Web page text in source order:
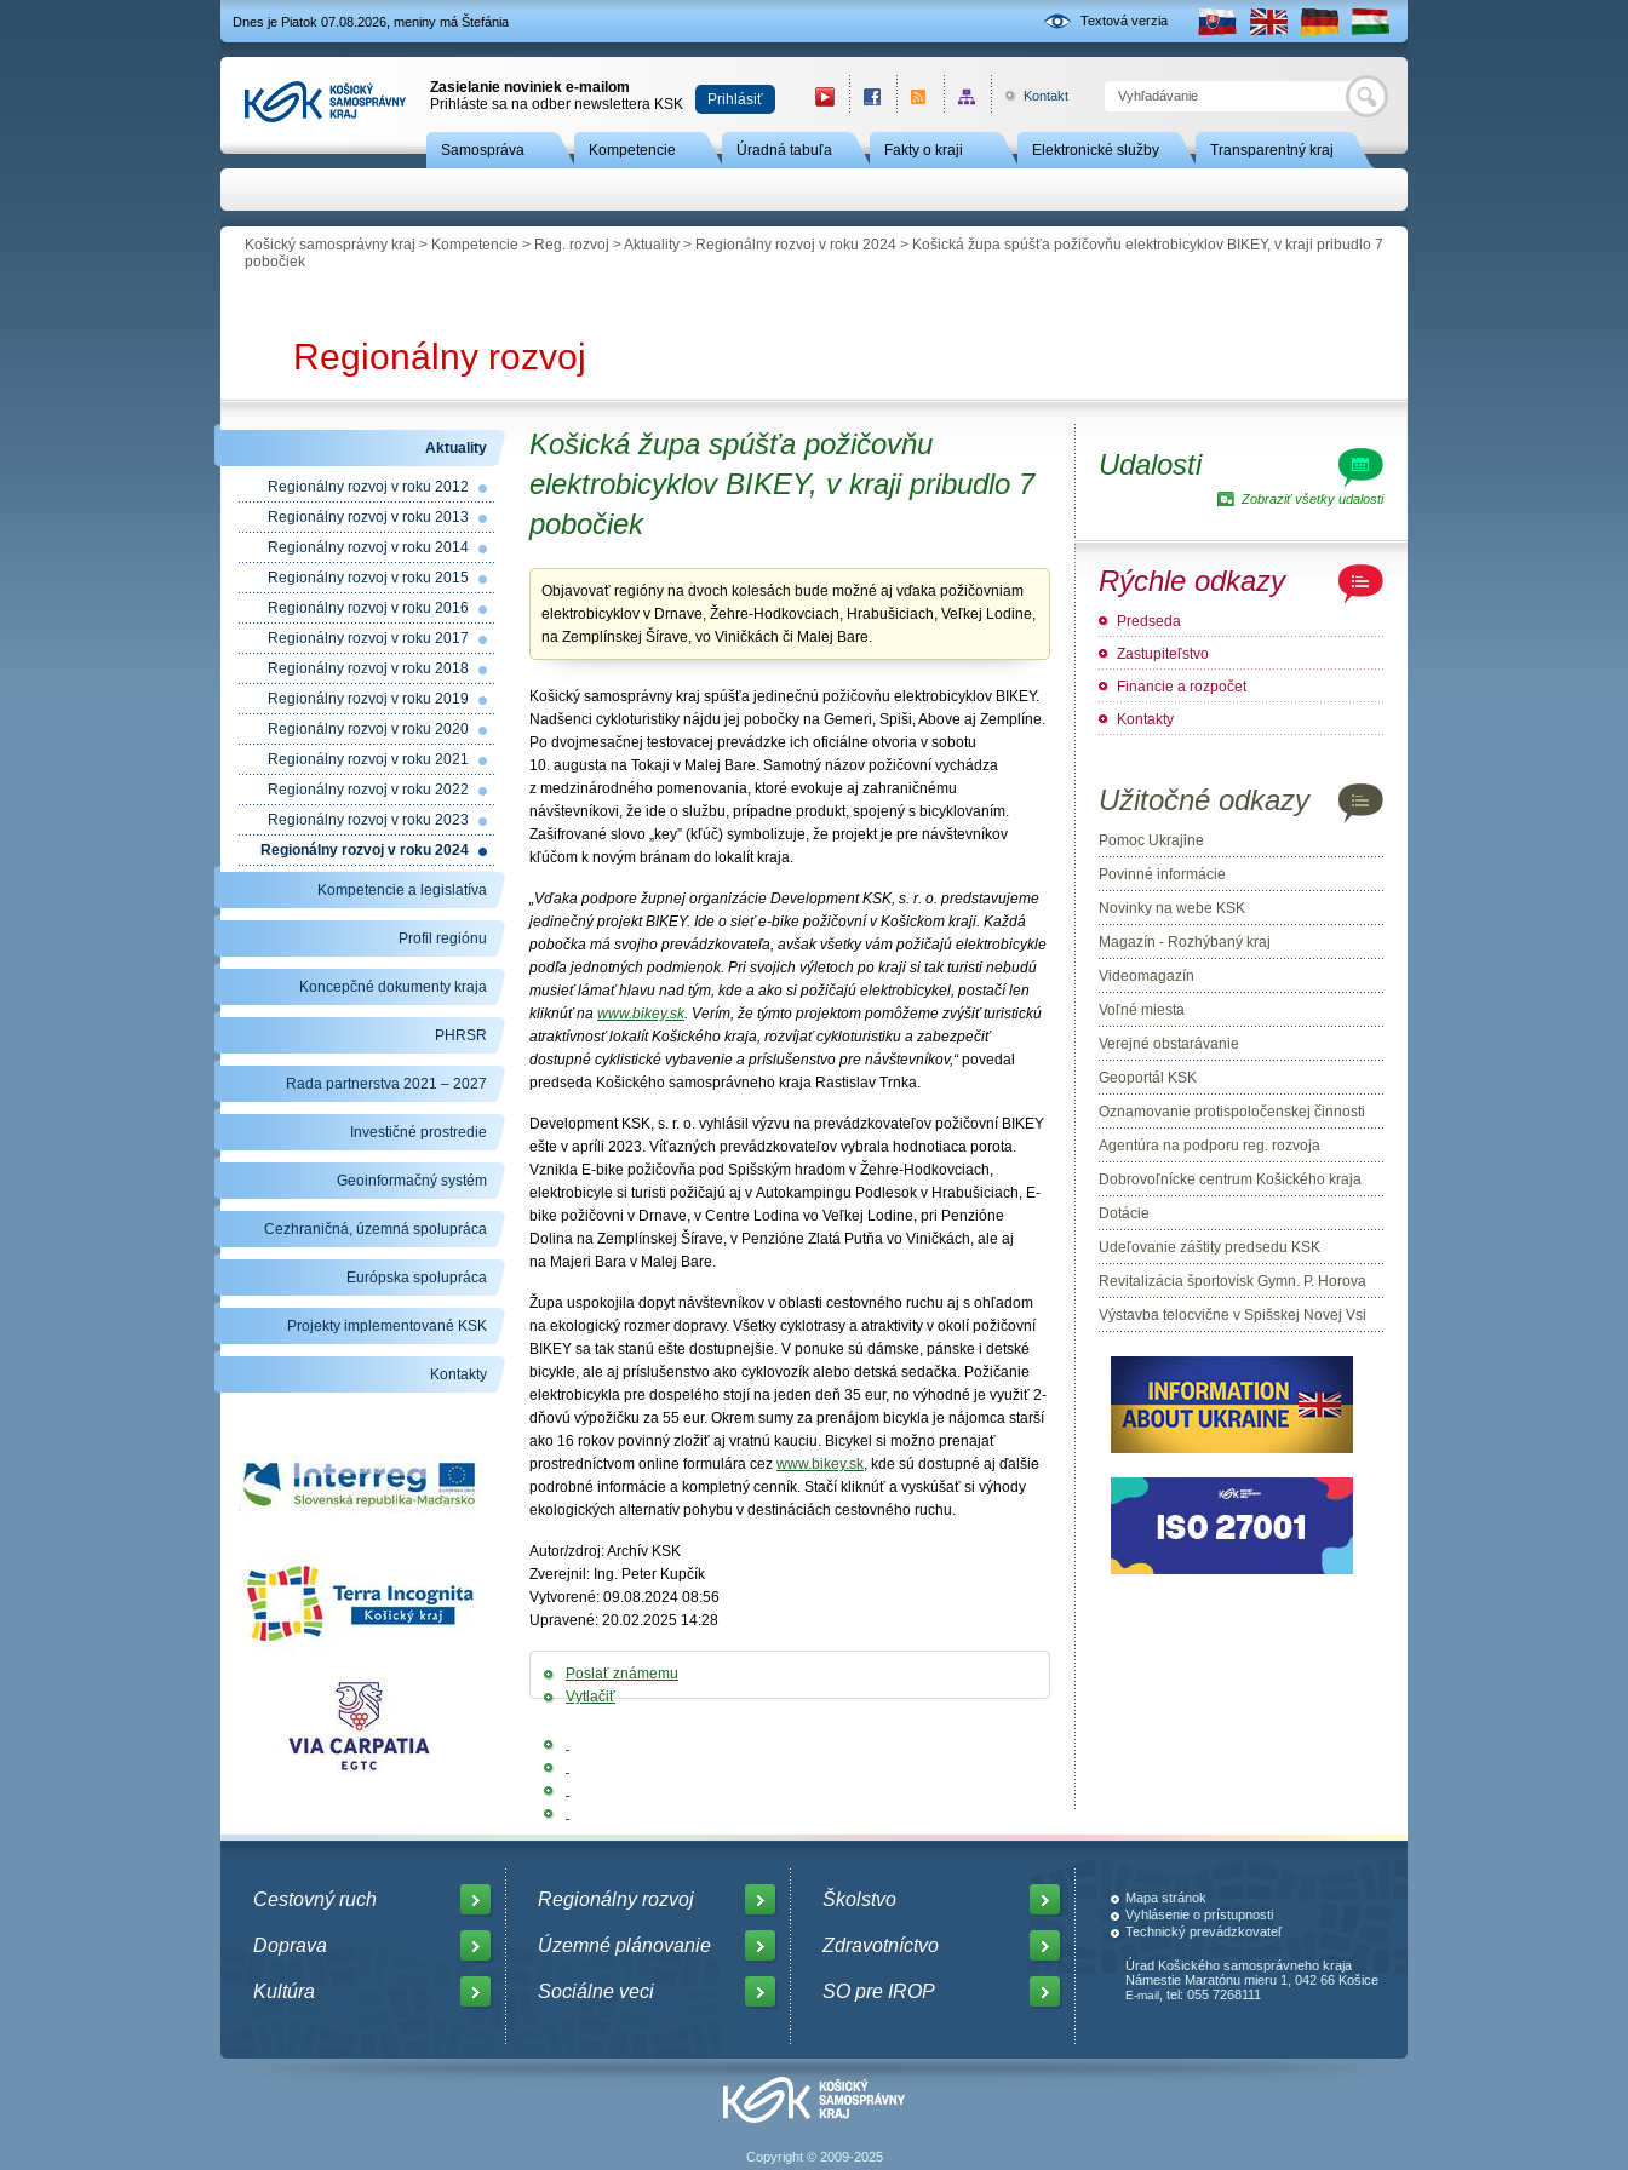
Textová verzia
Dnes je Piatok 07.08.2026, meniny má Štefánia
Hľadať
Zasielanie noviniek e-mailom
Prihláste sa na odber newslettera KSK
Prihlásiť Kontakt
Samospráva Kompetencie Úradná tabuľa Fakty o kraji Elektronické služby Transparentný kraj
Košický samosprávny kraj > Kompetencie > Reg. rozvoj >Aktuality > Regionálny rozvoj v roku 2024 > Košická župa spúšťa požičovňu elektrobicyklov BIKEY, v kraji pribudlo 7
pobočiek
Regionálny rozvoj
Košická župa spúšťa požičovňu
elektrobicyklov BIKEY, v kraji pribudlo 7
pobočiek
Objavovať regióny na dvoch kolesách bude možné aj vďaka požičovniam
elektrobicyklov v Drnave, Žehre-Hodkovciach, Hrabušiciach, Veľkej Lodine,
na Zemplínskej Šírave, vo Viničkách či Malej Bare.
Košický samosprávny kraj spúšťa jedinečnú požičovňu elektrobicyklov BIKEY.
Nadšenci cykloturistiky nájdu jej pobočky na Gemeri, Spiši, Above aj Zemplíne.
Po dvojmesačnej testovacej prevádzke ich oficiálne otvoria v sobotu
10. augusta na Tokaji v Malej Bare. Samotný názov požičovní vychádza
z medzinárodného pomenovania, ktoré evokuje aj zahraničnému
návštevníkovi, že ide o službu, prípadne produkt, spojený s bicyklovaním.
Zašifrované slovo „key” (kľúč) symbolizuje, že projekt je pre návštevníkov
kľúčom k novým bránam do lokalít kraja.
„Vďaka podpore župnej organizácie Development KSK, s. r. o. predstavujeme
jedinečný projekt BIKEY. Ide o sieť e-bike požičovní v Košickom kraji. Každá
pobočka má svojho prevádzkovateľa, avšak všetky vám požičajú elektrobicykle
podľa jednotných podmienok. Pri svojich výletoch po kraji si tak turisti nebudú
musieť lámať hlavu nad tým, kde a ako si požičajú elektrobicykel, postačí len
kliknúť na www.bikey.sk. Verím, že týmto projektom pomôžeme zvýšiť turistickú
atraktívnosť lokalít Košického kraja, rozvíjať cykloturistiku a zabezpečiť
dostupné cyklistické vybavenie a príslušenstvo pre návštevníkov,“povedal
predseda Košického samosprávneho kraja Rastislav Trnka.
Development KSK, s. r. o. vyhlásil výzvu na prevádzkovateľov požičovní BIKEY
ešte v apríli 2023. Víťazných prevádzkovateľov vybrala hodnotiaca porota.
Vznikla E-bike požičovňa pod Spišským hradom v Žehre-Hodkovciach,
elektrobicyle si turisti požičajú aj v Autokampingu Podlesok v Hrabušiciach, E-
bike požičovni v Drnave, v Centre Lodina vo Veľkej Lodine, pri Penzióne
Dolina na Zemplínskej Šírave, v Penzióne Zlatá Putňa vo Viničkách, ale aj
na Majeri Bara v Malej Bare.
Župa uspokojila dopyt návštevníkov v oblasti cestovného ruchu aj s ohľadom
na ekologický rozmer dopravy. Všetky cyklotrasy a atraktivity v okolí požičovní
BIKEY sa tak stanú ešte dostupnejšie. V ponuke sú dámske, pánske i detské
bicykle, ale aj príslušenstvo ako cyklovozík alebo detská sedačka. Požičanie
elektrobicykla pre dospelého stojí na jeden deň 35 eur, no výhodné je využiť 2-
dňovú výpožičku za 55 eur. Okrem sumy za prenájom bicykla je nájomca starší
ako 16 rokov povinný zložiť aj vratnú kauciu. Bicykel si možno prenajať
prostredníctvom online formulára cez www.bikey.sk, kde sú dostupné aj ďalšie
podrobné informácie a kompletný cenník. Stačí kliknúť a vyskúšať si výhody
ekologických alternatív pohybu v destináciách cestovného ruchu.
Autor/zdroj: Archív KSK
Zverejnil: Ing. Peter Kupčík
Vytvorené: 09.08.2024 08:56
Upravené: 20.02.2025 14:28
Poslať známemu
Vytlačiť
Aktuality
Regionálny rozvoj v roku 2012
Regionálny rozvoj v roku 2013
Regionálny rozvoj v roku 2014
Regionálny rozvoj v roku 2015
Regionálny rozvoj v roku 2016
Regionálny rozvoj v roku 2017
Regionálny rozvoj v roku 2018
Regionálny rozvoj v roku 2019
Regionálny rozvoj v roku 2020
Regionálny rozvoj v roku 2021
Regionálny rozvoj v roku 2022
Regionálny rozvoj v roku 2023
Regionálny rozvoj v roku 2024
Kompetencie a legislatíva
Profil regiónu
Koncepčné dokumenty kraja
PHRSR
Rada partnerstva 2021 – 2027
Investičné prostredie
Geoinformačný systém
Cezhraničná, územná spolupráca
Európska spolupráca
Projekty implementované KSK
Kontakty
Udalosti
Zobraziť všetky udalosti
Rýchle odkazy
Predseda
Zastupiteľstvo
Financie a rozpočet
Kontakty
Užitočné odkazy
Pomoc Ukrajine
Povinné informácie
Novinky na webe KSK
Magazín - Rozhýbaný kraj
Videomagazín
Voľné miesta
Verejné obstarávanie
Geoportál KSK
Oznamovanie protispoločenskej činnosti
Agentúra na podporu reg. rozvoja
Dobrovoľnícke centrum Košického kraja
Dotácie
Udeľovanie záštity predsedu KSK
Revitalizácia športovísk Gymn. P. Horova
Výstavba telocvične v Spišskej Novej Vsi
Cestovný ruch
Doprava
Kultúra
Regionálny rozvoj
Územné plánovanie
Sociálne veci
Školstvo
Zdravotníctvo
SO pre IROP
Mapa stránok
Vyhlásenie o prístupnosti
Technický prevádzkovateľ
Úrad Košického samosprávneho kraja
Námestie Maratónu mieru 1, 042 66 Košice
E-mail , tel: 055 7268111
Copyright © 2009-2025